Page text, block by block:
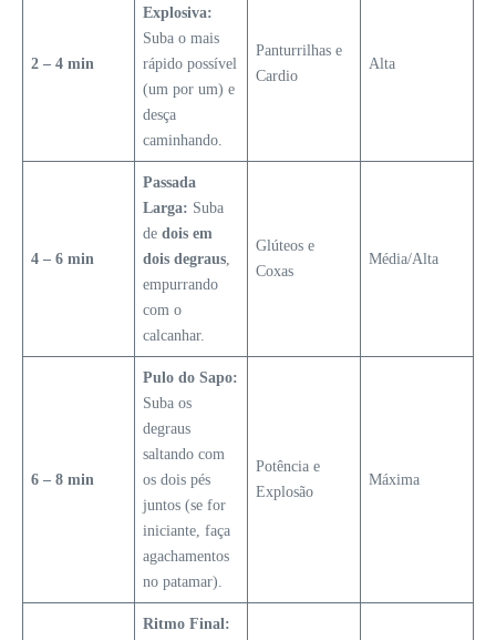
2 – 4 min
Explosiva:
Suba o mais
rápido possível
(um por um) e
desça
caminhando.
Panturrilhas e
Cardio
Alta
4 – 6 min
Passada
Larga: Suba
de dois em
dois degraus,
empurrando
com o
calcanhar.
Glúteos e
Coxas
Média/Alta
6 – 8 min
Pulo do Sapo:
Suba os
degraus
saltando com
os dois pés
juntos (se for
iniciante, faça
agachamentos
no patamar).
Potência e
Explosão
Máxima
Ritmo Final: